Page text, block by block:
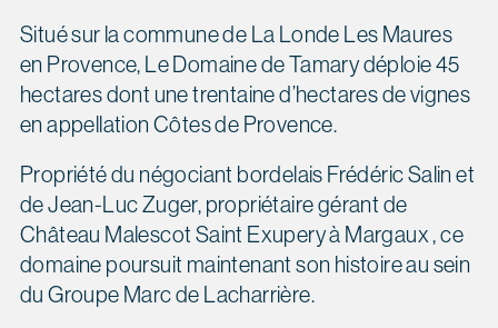
Situé sur la commune de La Londe Les Maures
en Provence, Le Domaine de Tamary déploie 45
hectares dont une trentaine d’hectares de vignes
en appellation Côtes de Provence.
Propriété du négociant bordelais Frédéric Salin et
de Jean-Luc Zuger, propriétaire gérant de
Château Malescot Saint Exupery à Margaux , ce
domaine poursuit maintenant son histoire au sein
du Groupe Marc de Lacharrière.